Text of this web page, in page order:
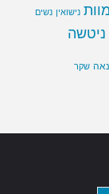
מוות נישואין נשים
ניטשה
שקר